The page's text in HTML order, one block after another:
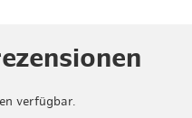
verfügbar.